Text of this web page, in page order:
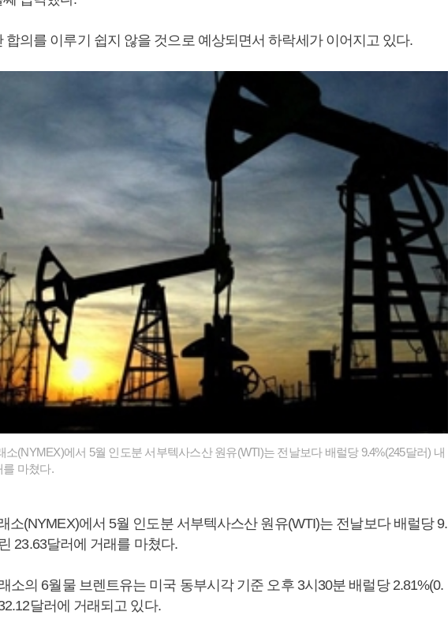
합의를 이루기 쉽지 않을 것으로 예상되면서 하락세가 이어지고 있다.
(NYMEX)에서 5월 인도분 서부텍사스산 원유(WTI)는 전날보다 배럴당 9.4%(245달러) 내
를 마쳤다.
소(NYMEX)에서 5월 인도분 서부텍사스산 원유(WTI)는 전날보다 배럴당 9.
23.63달러에 거래를 마쳤다.
소의 6월물 브렌트유는 미국 동부시각 기준 오후 3시30분 배럴당 2.81%(0.
달러에 거래되고 있다.